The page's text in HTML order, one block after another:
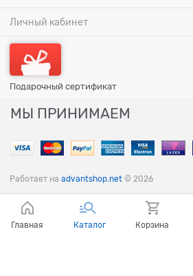
Личный кабинет
Подарочный сертификат
МЫ ПРИНИМАЕМ
Работает на advantshop.net © 2026
Главная Каталог Корзина